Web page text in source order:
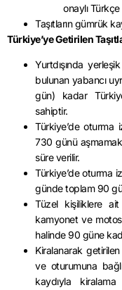
onaylı
Taşıtların gümrük
Türkiye’ye Getirilen
Yurtdışında
bulunan yabancı
gün) kadar
sahiptir.
Türkiye’de oturma
730 günü
süre verilir.
Türkiye’de oturma
günde toplam 90
Tüzel kişiliklere ait
kamyonet ve
halinde 90 güne
Kiralanarak
ve oturumuna
kaydıyla